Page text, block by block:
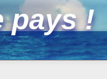
pays !